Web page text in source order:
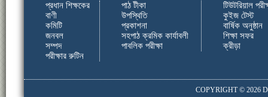
প্রধান শিক্ষকের
বাণী
কমিটি
জনবল
সম্পদ
পরীক্ষার রুটিন
পাঠ টীকা
উপস্থিতি
প্রকাশনা
সহপাঠ ক্রমিক কার্যাবলী
পাবলিক পরীক্ষা
টিউটরিয়াল
কুইজ টেস্ট
বার্ষিক অনুষ্ঠান
শিক্ষা সফর
ক্রীড়া
COPYRIGHT © 2026